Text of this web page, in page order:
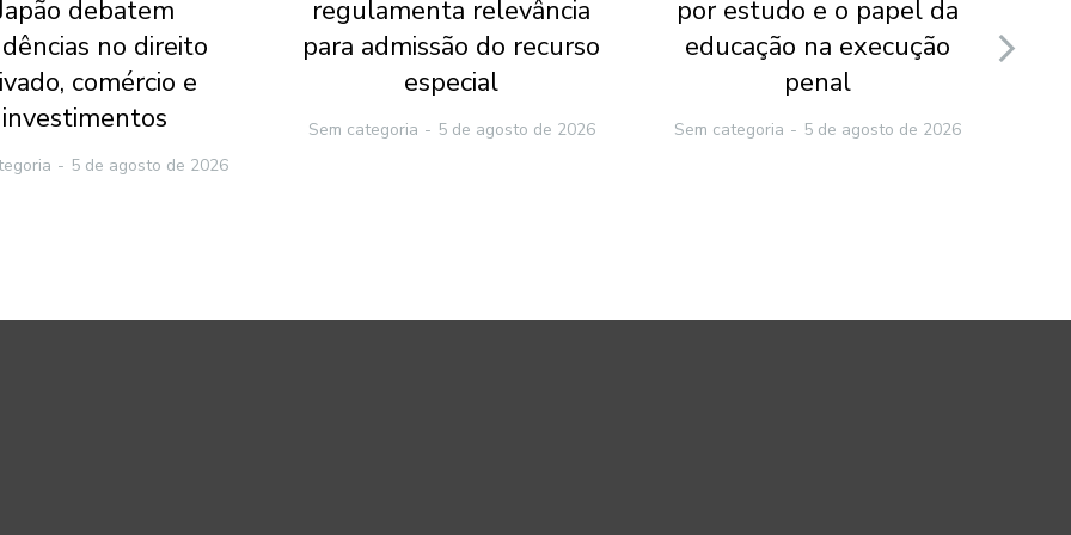
debatem
no direito
comércio e
investimentos
5 de agosto de 2026
regulamenta relevância
para admissão do recurso
especial
Sem categoria 5 de agosto de 2026
por estudo e o papel da
educação na execução
penal
Sem categoria 5 de agosto de 2026